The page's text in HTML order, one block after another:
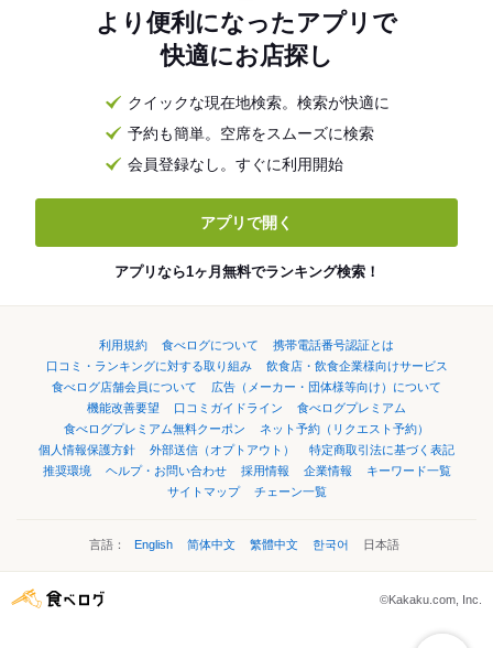
より便利になったアプリで
快適にお店探し
クイックな現在地検索。検索が快適に
予約も簡単。空席をスムーズに検索
会員登録なし。すぐに利用開始
アプリで開く
アプリなら1ヶ月無料でランキング検索！
利用規約 食べログについて
携帯電話番号認証とは
口コミ・ランキングに対する取り組み
飲食店・飲食企業様向けサービス
食べログ店舗会員について
広告（メーカー・団体様等向け）について
機能改善要望
口コミガイドライン
食べログプレミアム
食べログプレミアム無料クーポン
ネット予約（リクエスト予約）
個人情報保護方針
外部送信（オプトアウト）
特定商取引法に基づく表記
推奨環境
ヘルプ・お問い合わせ 採用情報 企業情報
キーワード一覧
サイトマップ
チェーン一覧
言語： English 简体中文 繁體中文 한국어 日本語
©Kakaku.com, Inc.